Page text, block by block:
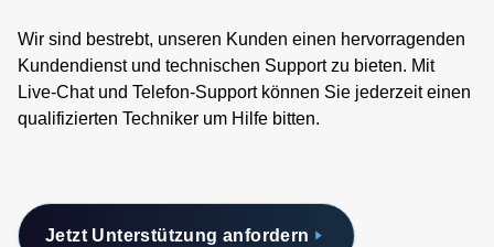
Wir sind bestrebt, unseren Kunden einen hervorragenden
Kundendienst und technischen Support zu bieten. Mit
Live-Chat und Telefon-Support können Sie jederzeit einen
qualifizierten Techniker um Hilfe bitten.
Jetzt Unterstützung anfordern